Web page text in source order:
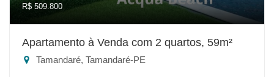
R$ 509.800
Apartamento à Venda com 2 quartos, 59m²
Tamandaré, Tamandaré-PE